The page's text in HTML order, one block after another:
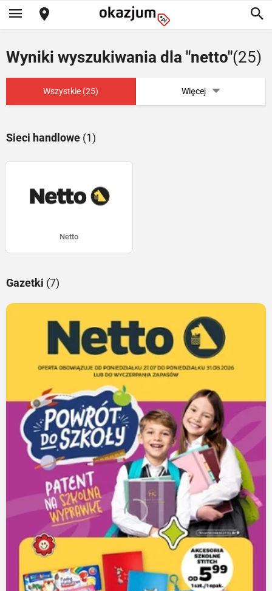
Wyniki wyszukiwania dla "netto"(25)
Wszystkie (25) Więcej
Sieci handlowe (1)
Netto
Gazetki (7)